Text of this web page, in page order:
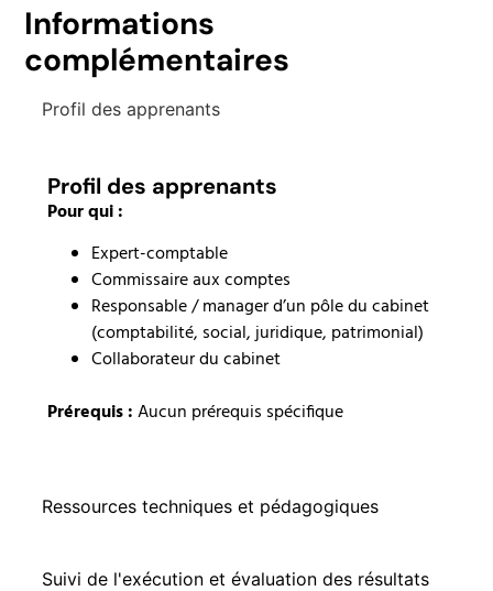
Informations
complémentaires
Profil des apprenants
Ressources techniques et pédagogiques
Suivi de l'exécution et évaluation des résultats
Profil des apprenants
Pour qui :
Expert-comptable
Commissaire aux comptes
Responsable / manager d’un pôle du cabinet
(comptabilité, social, juridique, patrimonial)
Collaborateur du cabinet
Prérequis :Aucun prérequis spécifique